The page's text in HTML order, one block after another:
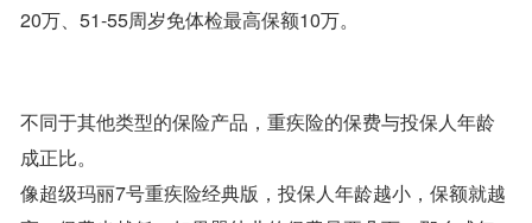
20万、51-55周岁免体检最高保额10万。
不同于其他类型的保险产品，重疾险的保费与投保人年龄
成正比。
像超级玛丽7号重疾险经典版，投保人年龄越小，保额就越